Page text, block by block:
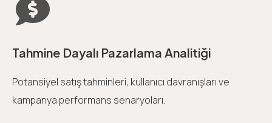
Tahmine Dayalı Pazarlama Analitiği
Potansiyel satış tahminleri, kullanıcı davranışları ve
kampanya performans senaryoları.